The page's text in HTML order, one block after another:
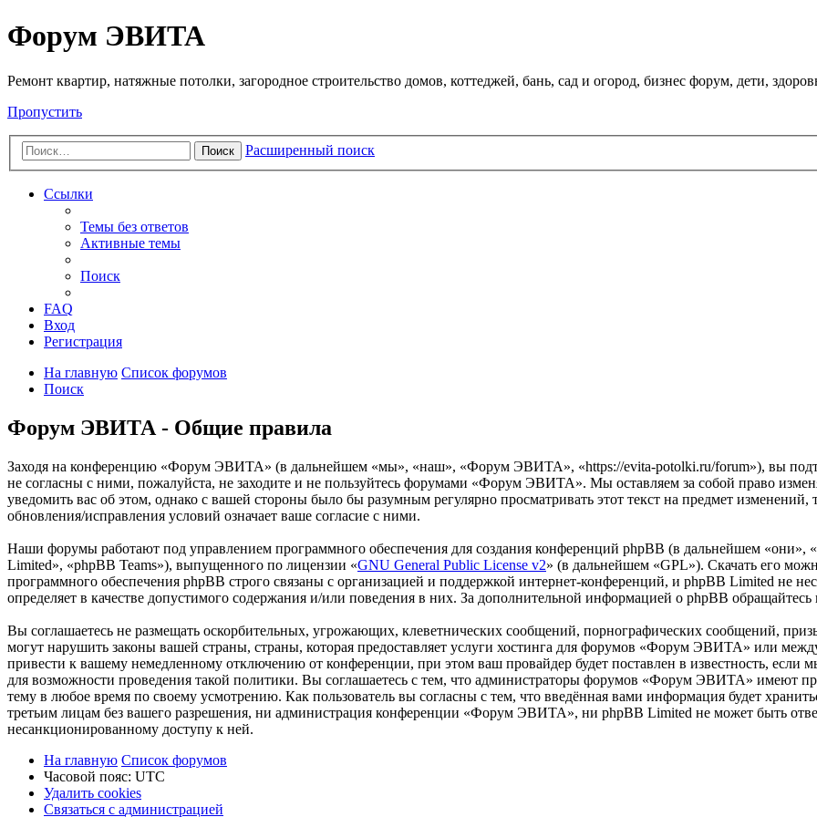
Регистрация
Форум ЭВИТА
Ремонт квартир, натяжные потолки, загородное строительство домов, коттеджей, бань, сад и огород, бизнес форум, дети,
Пропустить
Поиск Расширенный поиск
Ссылки
Темы без ответов
Активные темы
Поиск
FAQ
Вход
Регистрация
На главную Список форумов
Поиск
Форум ЭВИТА - Общие правила
Заходя на конференцию «Форум ЭВИТА» (в дальнейшем «мы», «наш», «Форум ЭВИТА», «https://evita-potolki.ru/forum»), вы
не согласны с ними, пожалуйста, не заходите и не пользуйтесь форумами «Форум ЭВИТА». Мы оставляем за собой право
уведомить вас об этом, однако с вашей стороны было бы разумным регулярно просматривать этот текст на предмет
обновления/исправления условий означает ваше согласие с ними.
Наши форумы работают под управлением программного обеспечения для создания конференций phpBB (в дальнейшем «они»,
Limited», «phpBB Teams»), выпущенного по лицензии «GNU General Public License v2» (в дальнейшем «GPL»). Скачать его
программного обеспечения phpBB строго связаны с организацией и поддержкой интернет-конференций, и phpBB Limited не
определяет в качестве допустимого содержания и/или поведения в них. За дополнительной информацией о phpBB обращайтесь
Вы соглашаетесь не размещать оскорбительных, угрожающих, клеветнических сообщений, порнографических сообщений,
могут нарушить законы вашей страны, страны, которая предоставляет услуги хостинга для форумов «Форум ЭВИТА» или
привести к вашему немедленному отключению от конференции, при этом ваш провайдер будет поставлен в известность, если
для возможности проведения такой политики. Вы соглашаетесь с тем, что администраторы форумов «Форум ЭВИТА» имеют
тему в любое время по своему усмотрению. Как пользователь вы согласны с тем, что введённая вами информация будет
третьим лицам без вашего разрешения, ни администрация конференции «Форум ЭВИТА», ни phpBB Limited не может быть
несанкционированному доступу к ней.
На главную Список форумов
Часовой пояс: UTC
Удалить cookies
Связаться
Связаться с администрацией